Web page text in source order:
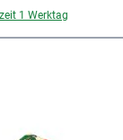
1 Werktag